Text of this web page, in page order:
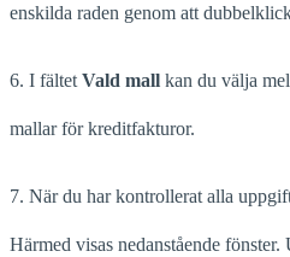
enskilda raden genom att
6. I fältet Vald mall kan du välja
mallar för kreditfakturor.
7. När du har kontrollerat alla
Härmed visas nedanstående fönster.